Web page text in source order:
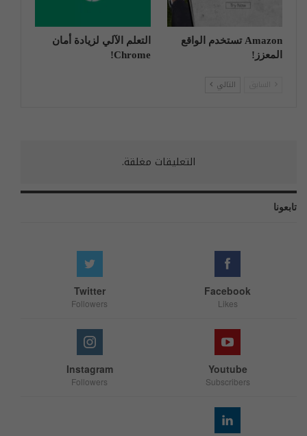
Amazon تستخدم الواقع
المعزز!
التعلم الآلي لزيادة أمان
Chrome!
التالي
التعليقات مغلقة.
تابعونا
Facebook
Likes
Twitter
Followers
Youtube
Subscribers
Instagram
Followers